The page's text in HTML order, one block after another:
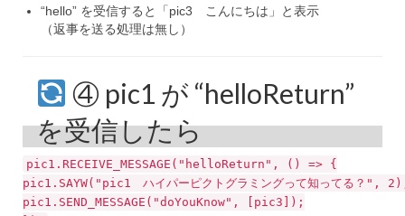
“hello” を受信すると「pic3 こんにちは」と表示
（返事を送る処理は無し）
④ pic1 が “helloReturn”
を受信したら
pic1. RECEIVE_MESSAGE ( "helloReturn" , () => {
pic1. SAYW( "pic1 ハイパーピクトグラミングって知ってる？" , 2
pic1. SEND_MESSAGE ( "doYouKnow" , [pic3]);